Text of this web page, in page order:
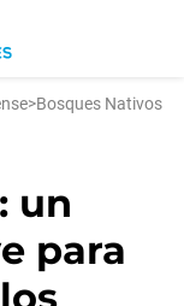
>Bosques Nativos
un
para